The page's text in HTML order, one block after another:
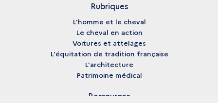
Rubriques
L'homme et le cheval
Le cheval en action
Voitures et attelages
L'équitation de tradition française
L'architecture
Patrimoine médical
Ressources